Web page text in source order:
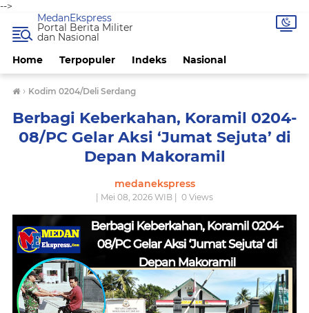
-->
Home Terpopuler Indeks Nasional
MedanEkspress
Portal Berita Militer
dan Nasional
› Kodim 0204/Deli Serdang
Berbagi Keberkahan, Koramil 0204-
08/PC Gelar Aksi ‘Jumat Sejuta’ di
Depan Makoramil
medanekspress
| Mei 08, 2026 WIB | 0 Views